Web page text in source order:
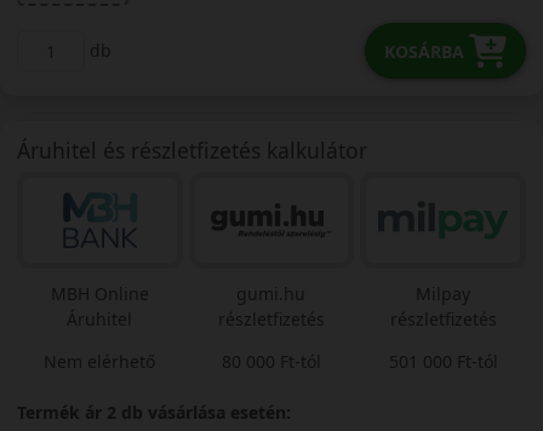
db KOSÁRBA
Áruhitel és részletfizetés kalkulátor
MBH Online
Áruhitel
Nem elérhető
gumi.hu
részletfizetés
80 000 Ft-tól
Milpay
részletfizetés
501 000 Ft-tól
Termék ár 2 db vásárlása esetén: